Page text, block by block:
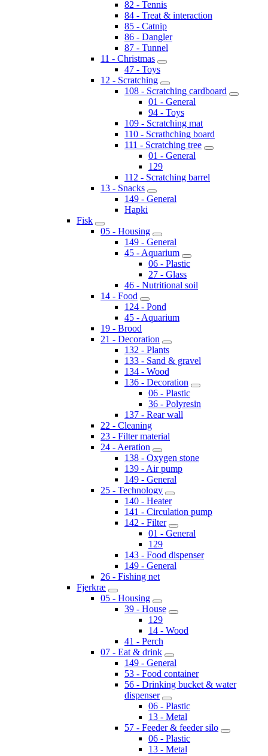
82 - Tennis
84 - Treat & interaction
85 - Catnip
86 - Dangler
87 - Tunnel
11 - Christmas
47 - Toys
12 - Scratching
108 - Scratching cardboard
01 - General
94 - Toys
109 - Scratching mat
110 - Scrathching board
111 - Scratching tree
01 - General
129
112 - Scratching barrel
13 - Snacks
149 - General
Hapki
Fisk
05 - Housing
149 - General
45 - Aquarium
06 - Plastic
27 - Glass
46 - Nutritional soil
14 - Food
124 - Pond
45 - Aquarium
19 - Brood
21 - Decoration
132 - Plants
133 - Sand & gravel
134 - Wood
136 - Decoration
06 - Plastic
36 - Polyresin
137 - Rear wall
22 - Cleaning
23 - Filter material
24 - Aeration
138 - Oxygen stone
139 - Air pump
149 - General
25 - Technology
140 - Heater
141 - Circulation pump
142 - Filter
01 - General
129
143 - Food dispenser
149 - General
26 - Fishing net
Fjerkræ
05 - Housing
39 - House
129
14 - Wood
41 - Perch
07 - Eat & drink
149 - General
53 - Food container
56 - Drinking bucket & water
dispenser
06 - Plastic
13 - Metal
57 - Feeder & feeder silo
06 - Plastic
13 - Metal